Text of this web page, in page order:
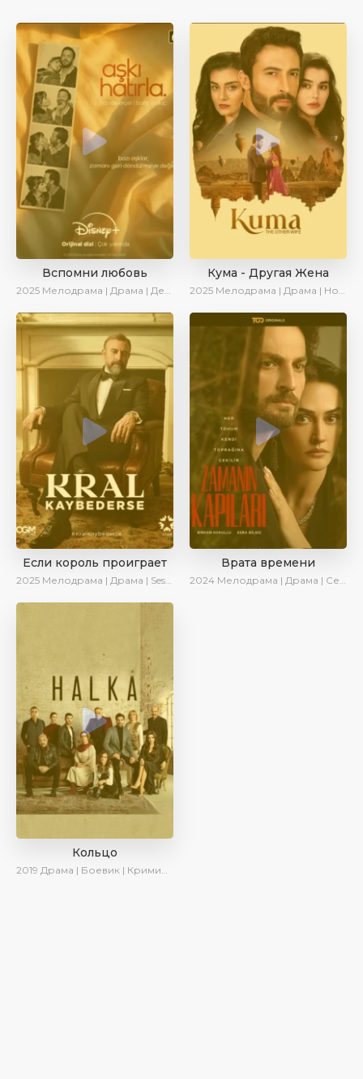
Вспомни любовь
2025 Мелодрама | Драма | Детектив | Комедия | Новинки | Сериалы 2025
Кума - Другая Жена
2025 Мелодрама | Драма | Новинки | Сериалы 2025
Если король проиграет
2025 Мелодрама | Драма | SesDizi | Ирина Котова | AlisaDirilis | Turok1990 | Новинки | Сериалы 2025
Врата времени
2024 Мелодрама | Драма | Сериалы 2024
Кольцо
2019 Драма | Боевик | Криминал